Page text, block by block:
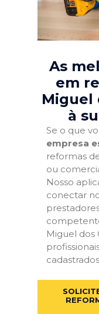
As
em
Miguel
à
Se o que
empresa
reformas
ou
Nosso
conectar
Miguel dos